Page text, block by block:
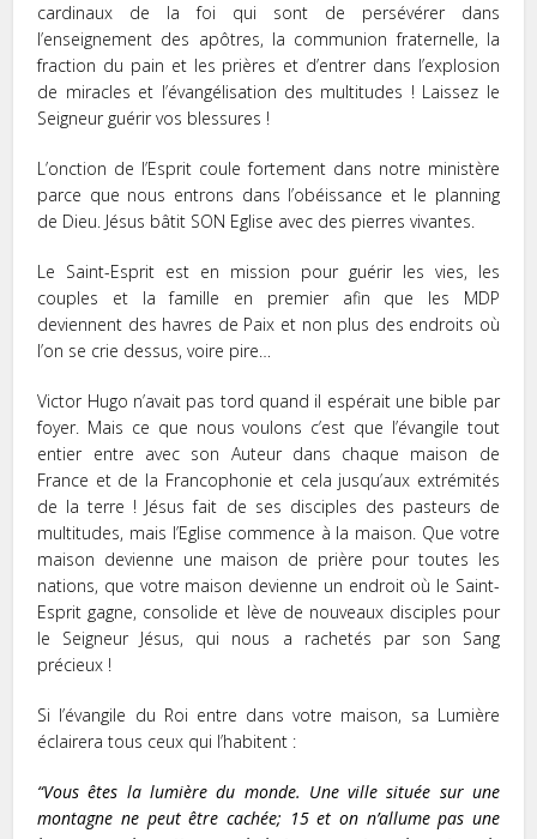
cardinaux de la foi qui sont de persévérer dans
l’enseignement des apôtres, la communion fraternelle, la
fraction du pain et les prières et d’entrer dans l’explosion
de miracles et l’évangélisation des multitudes ! Laissez le
Seigneur guérir vos blessures !
L’onction de l’Esprit coule fortement dans notre ministère
parce que nous entrons dans l’obéissance et le planning
de Dieu. Jésus bâtit SON Eglise avec des pierres vivantes.
Le Saint-Esprit est en mission pour guérir les vies, les
couples et la famille en premier afin que les MDP
deviennent des havres de Paix et non plus des endroits où
l’on se crie dessus, voire pire…
Victor Hugo n’avait pas tord quand il espérait une bible par
foyer. Mais ce que nous voulons c’est que l’évangile tout
entier entre avec son Auteur dans chaque maison de
France et de la Francophonie et cela jusqu’aux extrémités
de la terre ! Jésus fait de ses disciples des pasteurs de
multitudes, mais l’Eglise commence à la maison. Que votre
maison devienne une maison de prière pour toutes les
nations, que votre maison devienne un endroit où le Saint-
Esprit gagne, consolide et lève de nouveaux disciples pour
le Seigneur Jésus, qui nous a rachetés par son Sang
précieux !
Si l’évangile du Roi entre dans votre maison, sa Lumière
éclairera tous ceux qui l’habitent :
“Vous êtes la lumière du monde. Une ville située sur une
montagne ne peut être cachée; 15 et on n’allume pas une